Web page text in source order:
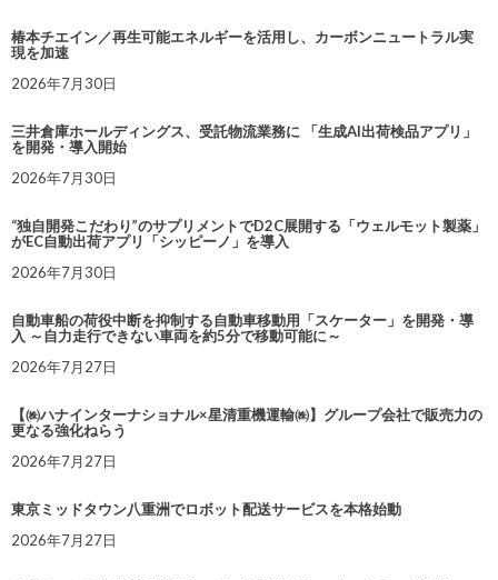
椿本チエイン／再生可能エネルギーを活用し、カーボンニュートラル実
現を加速
2026年7月30日
三井倉庫ホールディングス、受託物流業務に 「生成AI出荷検品アプリ」
を開発・導入開始
2026年7月30日
“独自開発こだわり”のサプリメントでD2C展開する「ウェルモット製薬」
がEC自動出荷アプリ「シッピーノ」を導入
2026年7月30日
自動車船の荷役中断を抑制する自動車移動用「スケーター」を開発・導
入 ～自力走行できない車両を約5分で移動可能に～
2026年7月27日
【㈱ハナインターナショナル×星清重機運輸㈱】グループ会社で販売力の
更なる強化ねらう
2026年7月27日
東京ミッドタウン八重洲でロボット配送サービスを本格始動
2026年7月27日